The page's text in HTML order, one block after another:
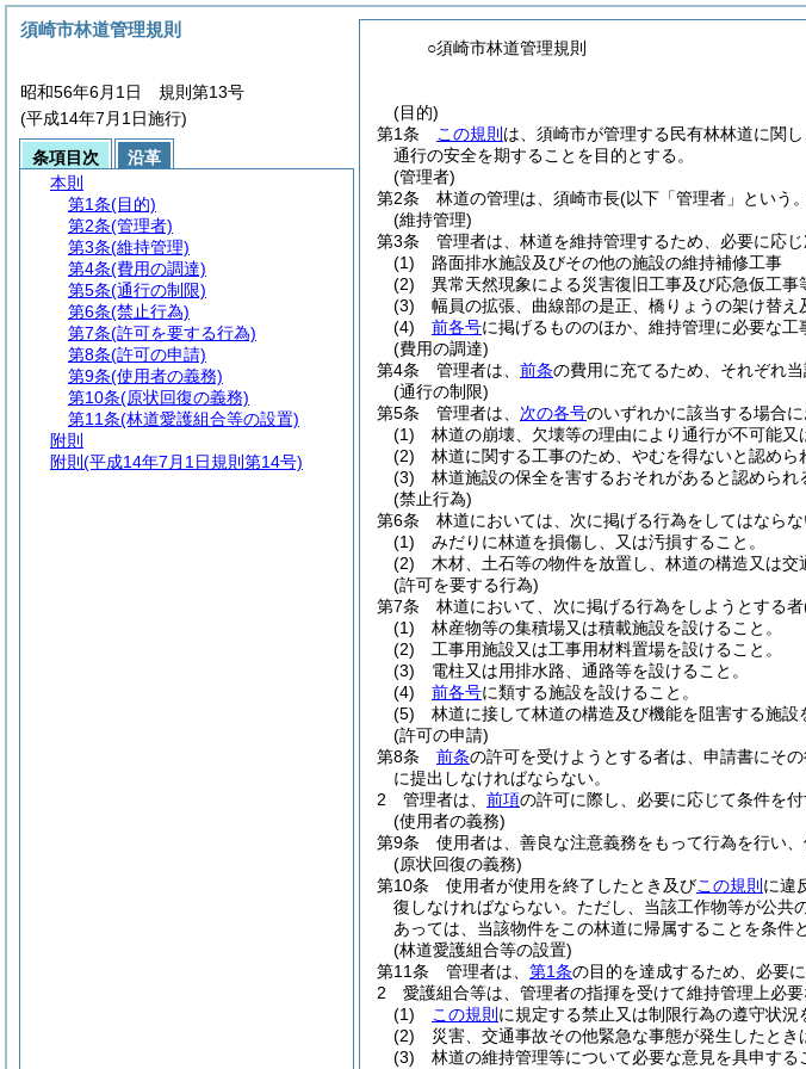
○須崎市林道管理規則
(目的)
第1条
この規則 は、須崎市が管理する民有林林道に関
通行の安全を期することを目的とする。
(管理者)
第2条
林道の管理は、須崎市長(以下「管理者」という
(維持管理)
第3条
管理者は、林道を維持管理するため、必要に応
(1)
路面排水施設及びその他の施設の維持補修工事
(2)
異常天然現象による災害復旧工事及び応急仮工事
(3)
幅員の拡張、曲線部の是正、橋りょうの架け替
(4)
前各号に掲げるもののほか、維持管理に必要な工
(費用の調達)
第4条
管理者は、 前条の費用に充てるため、それぞれ
(通行の制限)
第5条
管理者は、 次の各号のいずれかに該当する場合
(1)
林道の崩壊、欠壊等の理由により通行が不可能又
(2)
林道に関する工事のため、やむを得ないと認めら
(3)
林道施設の保全を害するおそれがあると認められ
(禁止行為)
第6条
林道においては、次に掲げる行為をしてはならな
(1)
みだりに林道を損傷し、又は汚損すること。
(2)
木材、土石等の物件を放置し、林道の構造又は交
(許可を要する行為)
第7条
林道において、次に掲げる行為をしようとする者
(1)
林産物等の集積場又は積載施設を設けること。
(2)
工事用施設又は工事用材料置場を設けること。
(3)
電柱又は用排水路、通路等を設けること。
(4)
前各号に類する施設を設けること。
(5)
林道に接して林道の構造及び機能を阻害する施設
(許可の申請)
第8条
前条の許可を受けようとする者は、申請書にそ
に提出しなければならない。
2
管理者は、 前項の許可に際し、必要に応じて条件を付
(使用者の義務)
第9条
使用者は、善良な注意義務をもって行為を行い
(原状回復の義務)
第10条
使用者が使用を終了したとき及びこの規則 に違
復しなければならない。 ただし、当該工作物等が公共
あっては、当該物件をこの林道に帰属することを条件
(林道愛護組合等の設置)
第11条
管理者は、 第1条の目的を達成するため、必要
2
愛護組合等は、管理者の指揮を受けて維持管理上必要
(1)
この規則 に規定する禁止又は制限行為の遵守状況
(2)
災害、交通事故その他緊急な事態が発生したと
(3)
林道の維持管理等について必要な意見を具申する
須崎市林道管理規則
昭和56年6月1日 規則第13号
(平成14年7月1日施行)
条項目次
沿革
本則
第1条(目的)
第2条(管理者)
第3条(維持管理)
第4条(費用の調達)
第5条(通行の制限)
第6条(禁止行為)
第7条(許可を要する行為)
第8条(許可の申請)
第9条(使用者の義務)
第10条(原状回復の義務)
第11条(林道愛護組合等の設置)
附則
附則 (平成14年7月1日規則第14号)